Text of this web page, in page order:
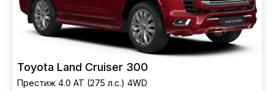
Toyota Land Cruiser 300
Престиж 4.0 AT (275 л.с.) 4WD